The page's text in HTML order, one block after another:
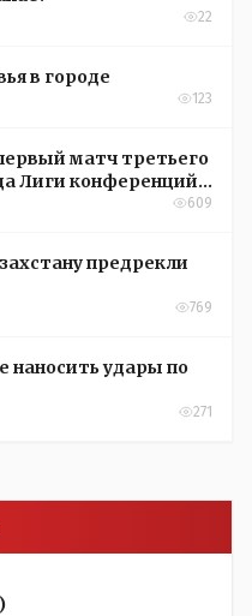
22
в городе
123
матч третьего
Лиги конференций
609
предрекли
769
наносить удары по
271